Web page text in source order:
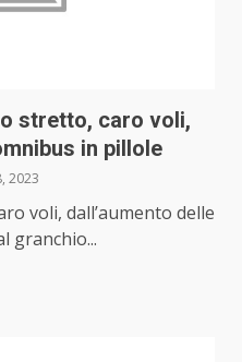
stretto, caro voli,
in pillole
2023
voli, dall’aumento delle
granchio...